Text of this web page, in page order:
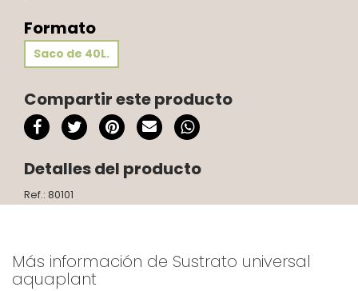
Formato
Saco de 40L.
Compartir este producto
Detalles del producto
Ref.: 80101
Más información de Sustrato universal
aquaplant